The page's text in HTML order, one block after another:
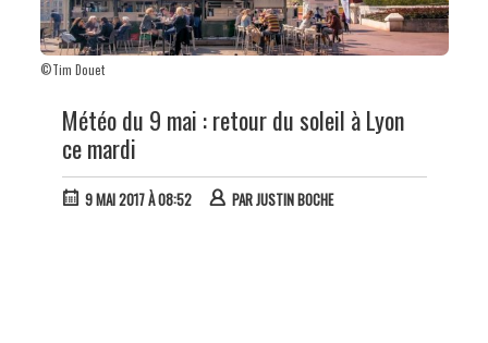
©Tim Douet
Météo du 9 mai : retour du soleil à Lyon
ce mardi
9 MAI 2017 À 08:52 PARJUSTIN BOCHE